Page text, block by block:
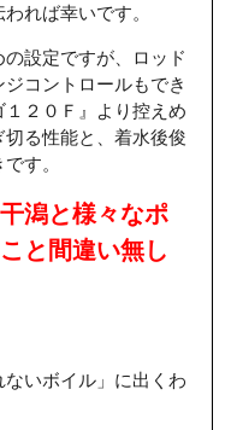
れば幸いです。
の設定ですが、ロッド
コントロールもでき
２０Ｆ』より控えめ
る性能と、着水後俊
す。
潟と様々なポ
と間違い無し
いボイル」に出くわ